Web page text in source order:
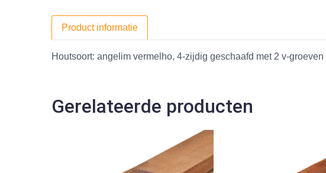
Product informatie
Houtsoort: angelim vermelho, 4-zijdig geschaafd met 2 v-groeven
Gerelateerde producten